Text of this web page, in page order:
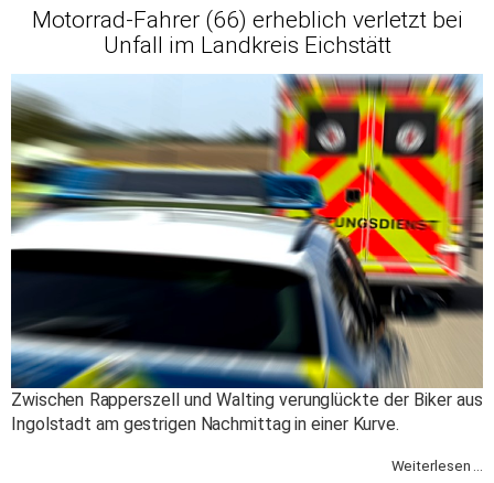
Motorrad-Fahrer (66) erheblich verletzt bei
Unfall im Landkreis Eichstätt
Zwischen Rapperszell und Walting verunglückte der Biker aus
Ingolstadt am gestrigen Nachmittag in einer Kurve.
Weiterlesen ...